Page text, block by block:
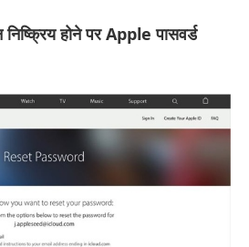
होने पर Apple पासवर्ड